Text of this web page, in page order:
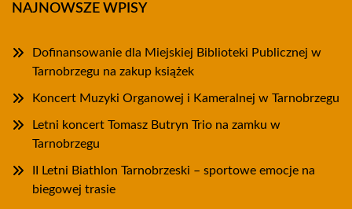
NAJNOWSZE WPISY
Dofinansowanie dla Miejskiej Biblioteki Publicznej w
Tarnobrzegu na zakup książek
Koncert Muzyki Organowej i Kameralnej w Tarnobrzegu
Letni koncert Tomasz Butryn Trio na zamku w
Tarnobrzegu
II Letni Biathlon Tarnobrzeski – sportowe emocje na
biegowej trasie